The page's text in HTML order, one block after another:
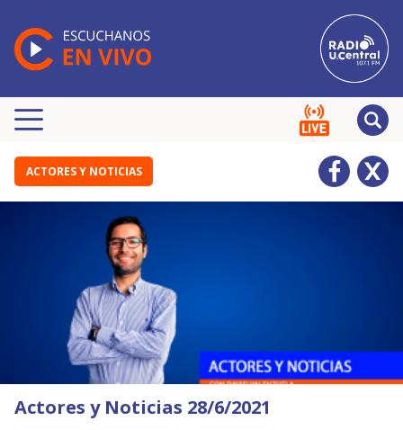
ACTORES Y NOTICIAS
Actores y Noticias 28/6/2021